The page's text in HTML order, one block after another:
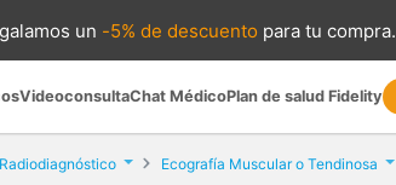
un -5% de descuento para tu compra.
VideoconsultaChat MédicoPlan de salud Fidelity
Radiodiagnóstico Ecografía Muscular o Tendinosa